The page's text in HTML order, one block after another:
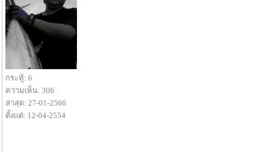
กระทู้: 6
ความเห็น: 306
ล่าสุด: 27-01-2566
ตั้งแต่: 12-04-2554